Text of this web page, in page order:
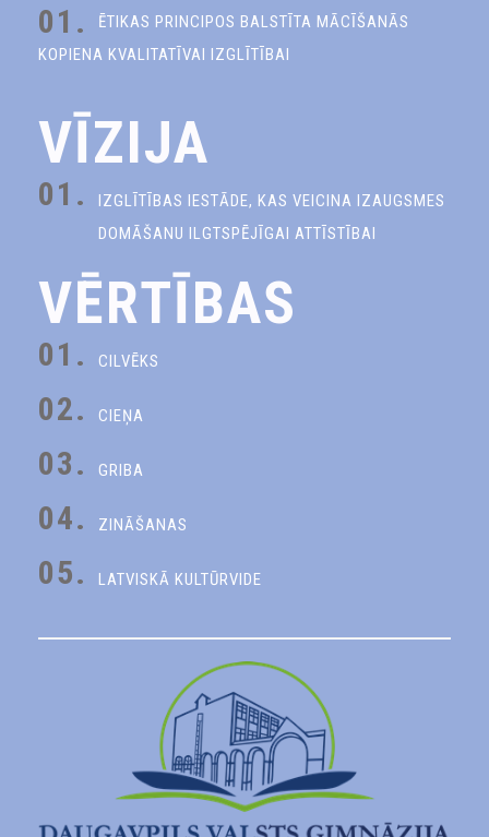
01.
ĒTIKAS PRINCIPOS BALSTĪTA MĀCĪŠANĀS
KOPIENA KVALITATĪVAI IZGLĪTĪBAI
VĪZIJA
01.
IZGLĪTĪBAS IESTĀDE, KAS VEICINA IZAUGSMES
DOMĀŠANU ILGTSPĒJĪGAI ATTĪSTĪBAI
VĒRTĪBAS
01. CILVĒKS
02. CIEŅA
03. GRIBA
04. ZINĀŠANAS
05. LATVISKĀ KULTŪRVIDE